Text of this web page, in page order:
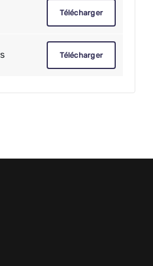
Télécharger
Télécharger